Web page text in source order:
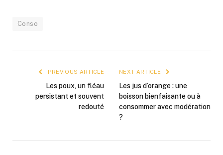
Conso
PREVIOUS ARTICLE
Les poux, un fléau
persistant et souvent
redouté
NEXT ARTICLE
Les jus d’orange : une
boisson bienfaisante ou à
consommer avec modération
?